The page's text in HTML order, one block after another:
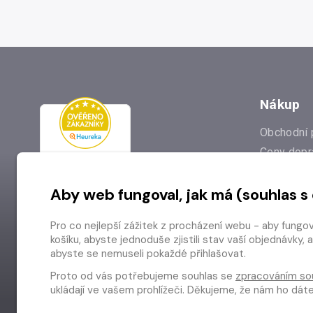
Nákup
Obchodní
Ceny
Prodejna
Aby web fungoval, jak má (souhlas
Pro co nejlepší zážitek z procházení webu - aby
košíku, abyste jednoduše zjistili stav vaší objednávky,
abyste se nemuseli pokaždé přihlašovat.
Proto od vás potřebujeme souhlas se zpracováním
ukládají ve vašem prohlížeči. Děkujeme, že nám ho